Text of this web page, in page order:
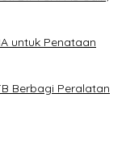
untuk Penataan
Berbagi Peralatan